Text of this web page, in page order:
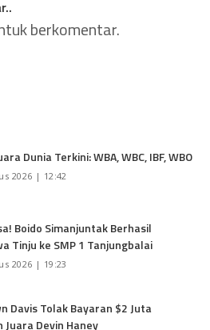
berkomentar.
Dunia Terkini: WBA, WBC, IBF, WBO
2026 | 12:42
Boido Simanjuntak Berhasil
Tinju ke SMP 1 Tanjungbalai
2026 | 19:23
Davis Tolak Bayaran $2 Juta
Juara Devin Haney